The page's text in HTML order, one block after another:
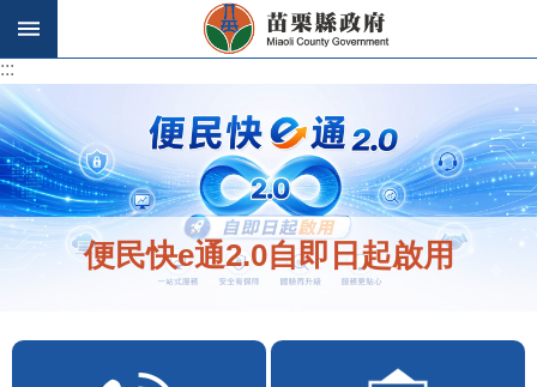
跳到主要內容區塊
:::
:::
便民快e通2.0自即日起啟用